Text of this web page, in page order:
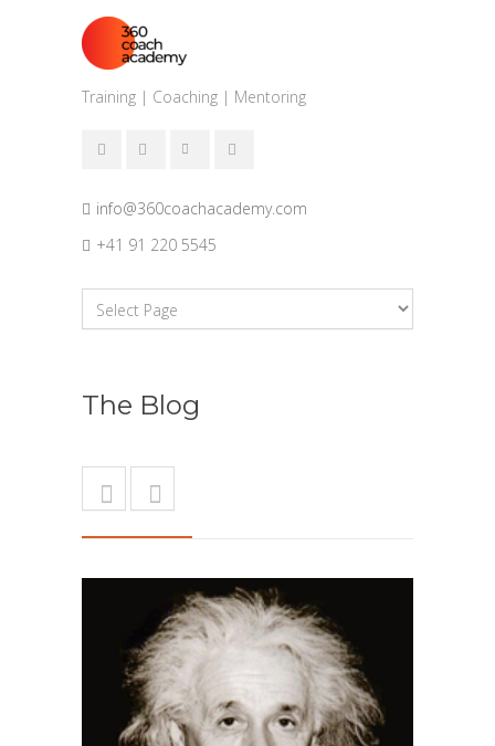
Training | Coaching | Mentoring
info@360coachacademy.com
+41 91 220 5545
The Blog